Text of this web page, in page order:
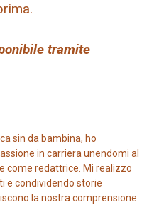
tramite
sin da bambina, ho
in carriera unendomi al
come redattrice. Mi realizzo
e condividendo storie
la nostra comprensione